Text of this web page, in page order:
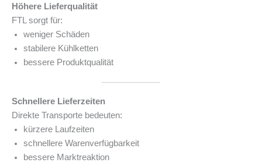
Höhere Lieferqualität
FTL sorgt für:
weniger Schäden
stabilere Kühlketten
bessere Produktqualität
Schnellere Lieferzeiten
Direkte Transporte bedeuten:
kürzere Laufzeiten
schnellere Warenverfügbarkeit
bessere Marktreaktion